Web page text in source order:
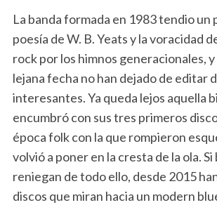
La banda formada en 1983 tendio un
poesía de W. B. Yeats y la voracidad
rock por los himnos generacionales, y
lejana fecha no han dejado de editar
interesantes. Ya queda lejos aquella
encumbró con sus tres primeros
época folk con la que rompieron
volvió a poner en la cresta de la ola. Si
reniegan de todo ello, desde 2015
discos que miran hacia un modern